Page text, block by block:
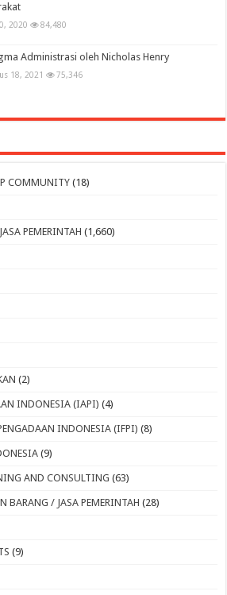
2020 84,480
Administrasi oleh Nicholas Henry
18, 2021 75,346
COMMUNITY (18)
PEMERINTAH (1,660)
(2)
INDONESIA (IAPI) (4)
INDONESIA (IFPI) (8)
(9)
AND CONSULTING (63)
BARANG / JASA PEMERINTAH (28)
(9)